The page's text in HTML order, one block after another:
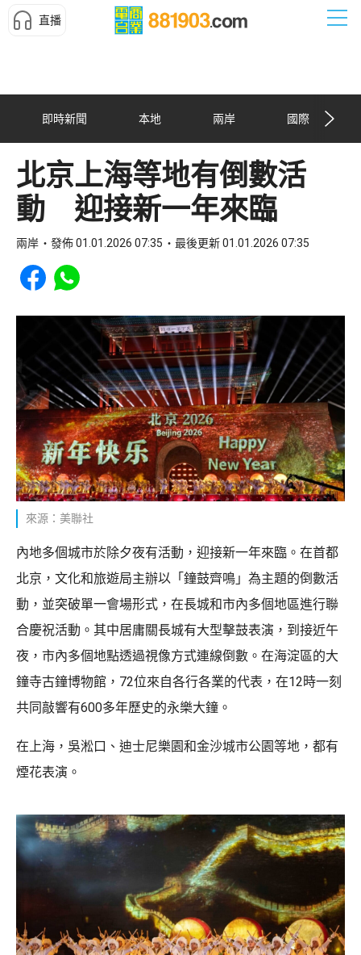
直播
即時新聞 本地 兩岸 國際
北京上海等地有倒數活
動 迎接新一年來臨
兩岸 發佈 01.01.2026 07:35 最後更新 01.01.2026 07:35
Share to Facebook
Share to WhatsApp
來源：美聯社
內地多個城市於除夕夜有活動，迎接新一年來臨。在首都
北京，文化和旅遊局主辦以「鐘鼓齊鳴」為主題的倒數活
動，並突破單一會場形式，在長城和市內多個地區進行聯
合慶祝活動。其中居庸關長城有大型擊鼓表演，到接近午
夜，市內多個地點透過視像方式連線倒數。在海淀區的大
鐘寺古鐘博物館，72位來自各行各業的代表，在12時一刻
共同敲響有600多年歷史的永樂大鐘。
在上海，吳淞口、迪士尼樂園和金沙城市公園等地，都有
煙花表演。